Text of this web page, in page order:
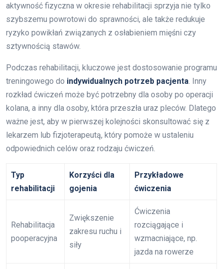
aktywność fizyczna w okresie rehabilitacji sprzyja nie tylko
szybszemu powrotowi do sprawności, ale także redukuje
ryzyko powikłań związanych z osłabieniem mięśni czy
sztywnością stawów.
Podczas rehabilitacji, kluczowe jest dostosowanie programu
treningowego do indywidualnych potrzeb pacjenta. Inny
rozkład ćwiczeń może być potrzebny dla osoby po operacji
kolana, a inny dla osoby, która przeszła uraz pleców. Dlatego
ważne jest, aby w pierwszej kolejności skonsultować się z
lekarzem lub fizjoterapeutą, który pomoże w ustaleniu
odpowiednich celów oraz rodzaju ćwiczeń.
Typ
rehabilitacji
Korzyści dla
gojenia
Przykładowe
ćwiczenia
Rehabilitacja
pooperacyjna
Zwiększenie
zakresu ruchu i
siły
Ćwiczenia
rozciągające i
wzmacniające, np.
jazda na rowerze